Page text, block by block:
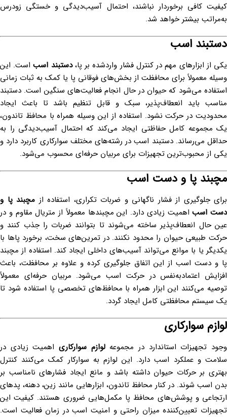
کیفیت کافی برخوردار نباشند، احتمال آسیب‌دیدگی و خستگی زودرس
به‌مراتب بیشتر خواهد شد.
دستبند اسب
یکی از ابزارهای مهم در کنترل فشار واردشده بر پا،دستبند اسباست. این
وسیله معمولاً برای محافظت از بخش‌های فوقانی پا یا کمک به ثبات زمانی
استفاده می‌شود که حیوان در حال انجام فعالیت‌های سنگین است. دستبند
مناسب باید انعطاف‌پذیر، سبک و قابل تنظیم باشد تا باعث ایجاد
محدودیت در حرکت نشود. استفاده از این وسیله همراه با محافظ تاندون،
یک مجموعه کامل حفاظتی ایجاد می‌کند که احتمال آسیب‌دیدگی را به
حداقل می‌رساند. دستبند اسب در رشته‌های مختلف سوارکاری کاربرد دارد و
یکی از محبوب‌ترین تجهیزات برای مربیان حرفه‌ای محسوب می‌شود.
مچبند پا و دست اسب
برای جلوگیری از فشار ناگهانی و ضربات تکراری، استفاده از مچبند پا و
دست اسباهمیت زیادی دارد. این مچبندها معمولاً از متریال مقاوم و در
عین حال انعطاف‌پذیر ساخته می‌شوند تا بتوانند ضربات را جذب کنند و
حرکت طبیعی حیوان را محدود نکنند. در تمرین‌های سخت، برخورد پاها با
یکدیگر یا با موانع می‌تواند آسیب‌های داخلی ایجاد کند. استفاده از مچبند
پا و دست اسب از این اتفاق جلوگیری کرده و علاوه بر محافظت، باعث
افزایش اعتمادبه‌نفس در حرکت اسب می‌شود. مربیان حرفه‌ای معمولاً
توصیه می‌کنند این ابزار همراه با محافظ‌های تخصصی پا استفاده شود تا
یک سیستم محافظتی کامل ایجاد گردد.
لوازم سوارکاری
وجود تجهیزات استاندارد در مجموعهلوازم سوارکاری اهمیت زیادی در
سلامت و عملکرد اسب دارد. این لوازم به سوارکار کمک می‌کنند کنترل
بهتری بر حرکات حیوان داشته باشد و مانع ایجاد فشارهای نامناسب بر
بدن اسب شوند. در کنار محافظ تاندون، ابزارهایی مانند زین، دهنه، پدهای
ارتجاعی و پوشش‌های محافظ پا مکمل‌هایی ضروری هستند. کیفیت این
تجهیزات تعیین‌کننده میزان راحتی و امنیت اسب در زمان فعالیت است.